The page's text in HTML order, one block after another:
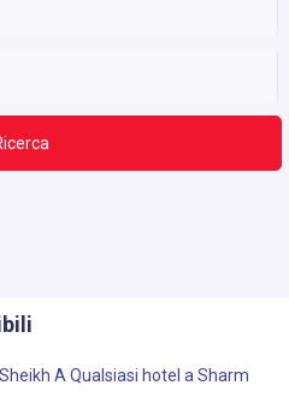
A Qualsiasi hotel a Sharm